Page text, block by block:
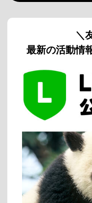
＼
最新の活動情